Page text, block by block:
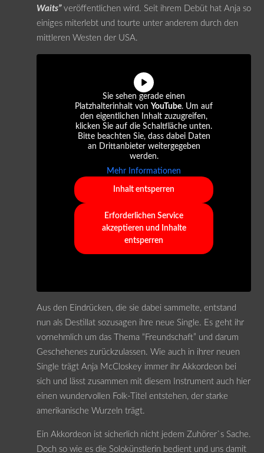
Waits” veröffentlichen wird. Seit ihrem Debüt hat Anja so
einiges miterlebt und tourte unter anderem durch den
mittleren Westen der USA.
Sie sehen gerade einen
Platzhalterinhalt von YouTube. Um auf
den eigentlichen Inhalt zuzugreifen,
klicken Sie auf die Schaltfläche unten.
Bitte beachten Sie, dass dabei Daten
an Drittanbieter weitergegeben
werden.
Mehr Informationen
Inhalt entsperren
Erforderlichen Service
akzeptieren und Inhalte
entsperren
Aus den Eindrücken, die sie dabei sammelte, entstand
nun als Destillat sozusagen ihre neue Single. Es geht ihr
vornehmlich um das Thema “Freundschaft” und darum
Geschehenes zurückzulassen. Wie auch in ihrer neuen
Single trägt Anja McCloskey immer ihr Akkordeon bei
sich und lässt zusammen mit diesem Instrument auch hier
einen wundervollen Folk-Titel entstehen, der starke
amerikanische Wurzeln trägt.
Ein Akkordeon ist sicherlich nicht jedem Zuhörer`s Sache.
Doch so wie es die Solokünstlerin bedient und uns damit